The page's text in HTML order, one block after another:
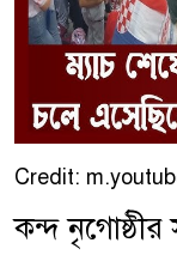
Credit:
কন্দ নৃগোষ্ঠীর